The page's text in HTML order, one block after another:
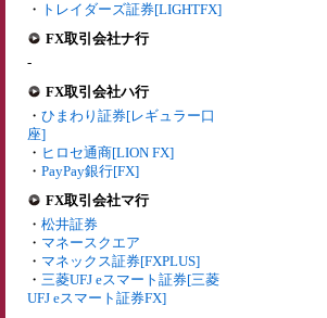
・ トレイダーズ証券[LIGHTFX]
FX取引会社ナ行
-
FX取引会社ハ行
・ ひまわり証券[レギュラー口
座]
・ ヒロセ通商[LION FX]
・ PayPay銀行[FX]
FX取引会社マ行
・ 松井証券
・ マネースクエア
・ マネックス証券[FXPLUS]
・ 三菱UFJ eスマート証券[三菱
UFJ eスマート証券FX]